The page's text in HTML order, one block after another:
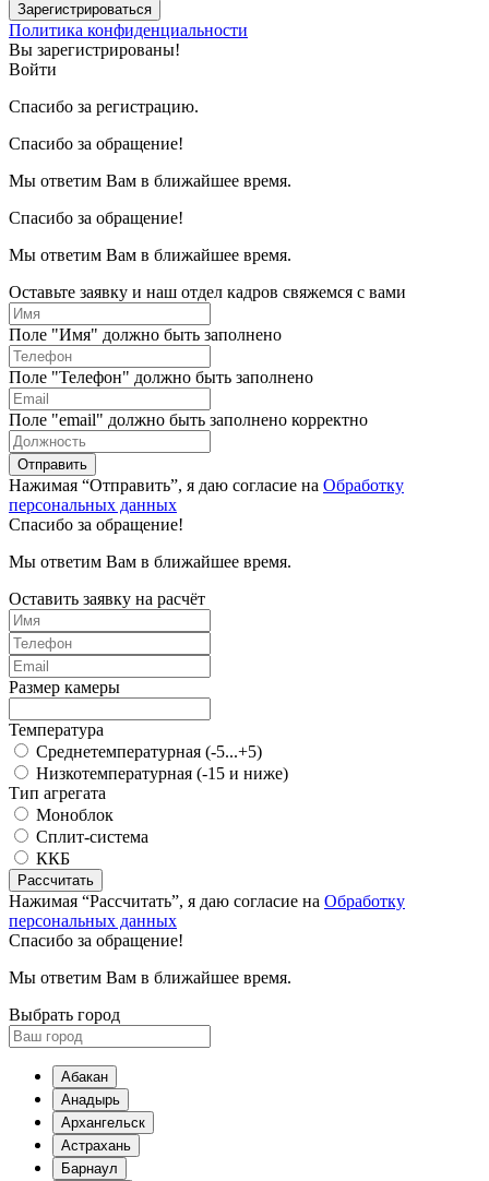
Зарегистрироваться
Политика конфиденциальности
Вы зарегистрированы!
Войти
Спасибо за регистрацию.
Спасибо за обращение!
Мы ответим Вам в ближайшее время.
Спасибо за обращение!
Мы ответим Вам в ближайшее время.
Оставьте заявку и наш отдел кадров свяжемся с вами
Поле "Имя" должно быть заполнено
Поле "Телефон" должно быть заполнено
Поле "email" должно быть заполнено корректно
Отправить
Нажимая “Отправить”, я даю согласие на Обработку
персональных данных
Спасибо за обращение!
Мы ответим Вам в ближайшее время.
Оставить заявку на расчёт
Размер камеры
Температура
Среднетемпературная (-5...+5)
Низкотемпературная (-15 и ниже)
Тип агрегата
Моноблок
Сплит-система
ККБ
Рассчитать
Нажимая “Рассчитать”, я даю согласие на Обработку
персональных данных
Спасибо за обращение!
Мы ответим Вам в ближайшее время.
Выбрать город
Абакан
Анадырь
Архангельск
Астрахань
Барнаул